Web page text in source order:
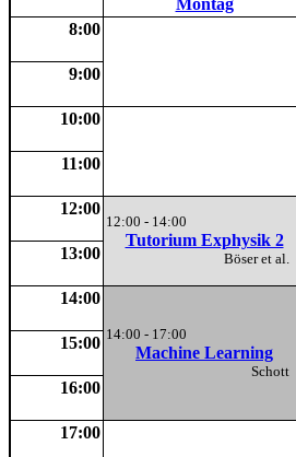
8:00
9:00
10:00
11:00
12:00
12:00 - 14:00
Tutorium Exphysik 2
Böser et al.
13:00
14:00
14:00 - 17:00
Machine Learning
Schott
15:00
16:00
17:00